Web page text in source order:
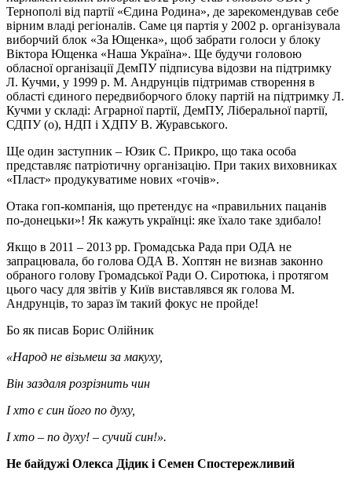
Тернополі від партії «Єдина Родина», де зарекомендував себе
вірним владі регіоналів. Саме ця партія у 2002 р. організувала
виборчий блок «За Ющенка», щоб забрати голоси у блоку
Віктора Ющенка «Наша Україна». Ще будучи головою
обласної організації ДемПУ підписува відозви на підтримку
Л. Кучми, у 1999 р. М. Андрунців підтримав створення в
області єдиного передвиборчого блоку партій на підтримку Л.
Кучми у складі: Аграрної партії, ДемПУ, Ліберальної партії,
СДПУ (о), НДП і ХДПУ В. Журавського.
Ще один заступник – Юзик С. Прикро, що така особа
представляє патріотичну організацію. При таких виховниках
«Пласт» продукуватиме нових «гочів».
Отака гоп-компанія, що претендує на «правильних пацанів
по-донецьки»! Як кажуть українці: яке їхало таке здибало!
Якщо в 2011 – 2013 рр. Громадська Рада при ОДА не
запрацювала, бо голова ОДА В. Хоптян не визнав законно
обраного голову Громадської Ради О. Сиротюка, і протягом
цього часу для звітів у Київ виставлявся як голова М.
Андрунців, то зараз їм такий фокус не пройде!
Бо як писав Борис Олійник
«Народ не візьмеш за макуху,
Він заздаля розрізнить чин
І хто є син його по духу,
І хто – по духу! – сучий син!».
Не байдужі Олекса Дідик і Семен Спостережливий